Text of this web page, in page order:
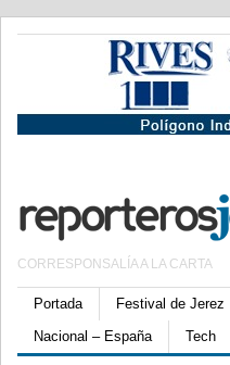
CORRESPONSALÍA A LA CARTA
Portada Festival de Jerez
Nacional – España
Tech